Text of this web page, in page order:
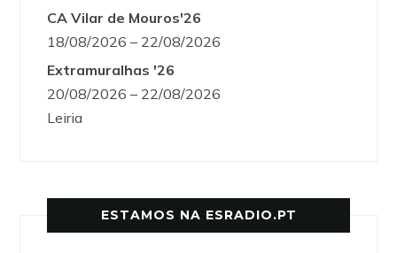
CA Vilar de Mouros'26
18/08/2026 – 22/08/2026
Extramuralhas '26
20/08/2026 – 22/08/2026
Leiria
ESTAMOS NA ESRADIO.PT